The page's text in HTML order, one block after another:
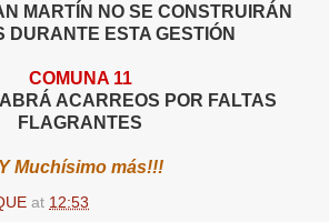
MARTÍN NO SE CONSTRUIRÁN
DURANTE ESTA GESTIÓN
COMUNA 11
ACARREOS POR FALTAS
FLAGRANTES
Y Muchísimo más!!!
at 12:53